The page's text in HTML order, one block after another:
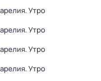
Утро
Утро
Утро
Утро